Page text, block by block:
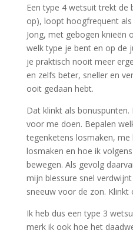
Een type 4 wetsuit trekt de
op), loopt hoogfrequent
Jong, met gebogen knieën
welk type je bent en op de
je praktisch nooit meer
en zelfs beter, sneller en
ooit gedaan hebt.
Dat klinkt als bonuspunten.
voor me doen. Bepalen
tegenketens losmaken,
losmaken en hoe ik
bewegen. Als gevolg
mijn blessure snel
sneeuw voor de zon. Klinkt
Ik heb dus een type 3
merk ik ook hoe het